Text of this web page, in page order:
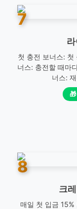
7
첫 충전 보너스: 첫
너스: 충전할 때마
너스:
8
크
매일 첫 입금